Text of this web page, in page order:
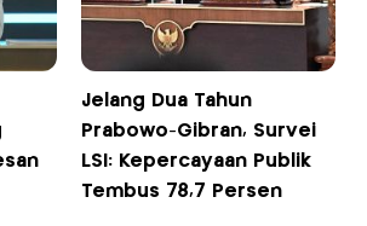
Jelang Dua Tahun
Prabowo-Gibran, Survei
LSI: Kepercayaan Publik
Tembus 78,7 Persen